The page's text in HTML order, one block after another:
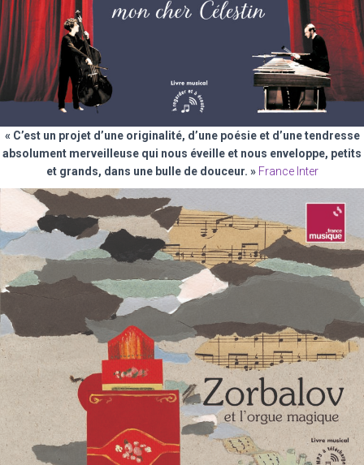
« C’est un projet d’une originalité, d’une poésie et d’une tendresse
absolument merveilleuse qui nous éveille et nous enveloppe, petits
et grands, dans une bulle de douceur. » France Inter